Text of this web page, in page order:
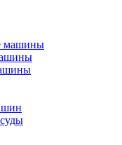
машины